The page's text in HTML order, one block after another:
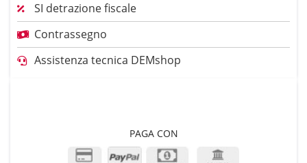
SI detrazione fiscale
Contrassegno
Assistenza tecnica DEMshop
PAGA CON